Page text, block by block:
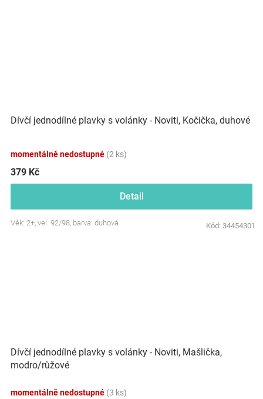
Dívčí jednodílné plavky s volánky - Noviti, Kočička, duhové
momentálně nedostupné (2 ks)
379 Kč
Detail
Věk: 2+, vel. 92/98, barva: duhová Kód: 34454301
Dívčí jednodílné plavky s volánky - Noviti, Mašlička,
modro/růžové
momentálně nedostupné (3 ks)